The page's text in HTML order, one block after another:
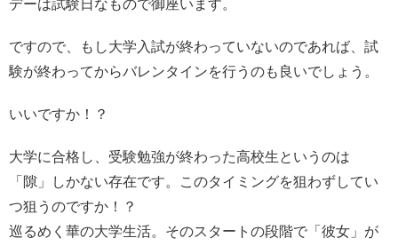
デーは試験日なもので御座います。
ですので、もし大学入試が終わっていないのであれば、試
験が終わってからバレンタインを行うのも良いでしょう。
いいですか！？
大学に合格し、受験勉強が終わった高校生というのは
「隙」しかない存在です。このタイミングを狙わずしてい
つ狙うのですか！？
巡るめく華の大学生活。そのスタートの段階で「彼女」が